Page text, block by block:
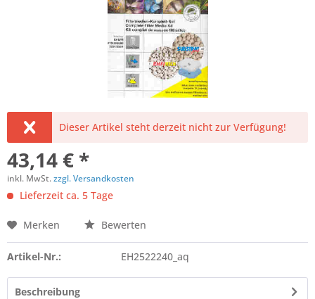
Dieser Artikel steht derzeit nicht zur Verfügung!
43,14 € *
inkl. MwSt.zzgl. Versandkosten
Lieferzeit ca. 5 Tage
Merken Bewerten
Artikel-Nr.: EH2522240_aq
Beschreibung